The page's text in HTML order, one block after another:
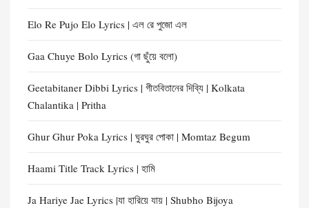
Elo Re Pujo Elo Lyrics | এল রে পুজো এল
Gaa Chuye Bolo Lyrics (গা ছুঁয়ে বলো)
Geetabitaner Dibbi Lyrics | গীতবিতানের দিব্যি | Kolkata
Chalantika | Pritha
Ghur Ghur Poka Lyrics | ঘুরঘুর পোকা | Momtaz Begum
Haami Title Track Lyrics | হামি
Ja Hariye Jae Lyrics |যা হারিয়ে যায় | Shubho Bijoya